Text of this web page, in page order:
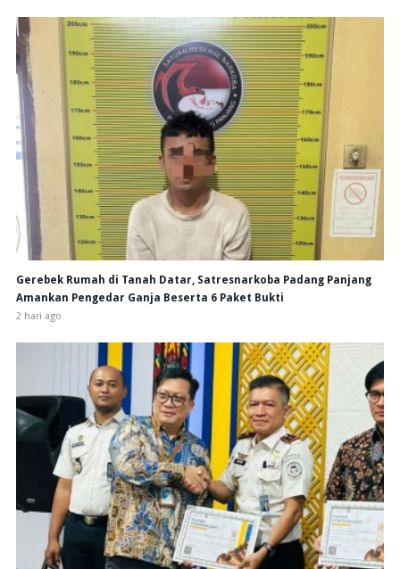
Gerebek Rumah di Tanah Datar, Satresnarkoba Padang Panjang
Amankan Pengedar Ganja Beserta 6 Paket Bukti
2 hari ago